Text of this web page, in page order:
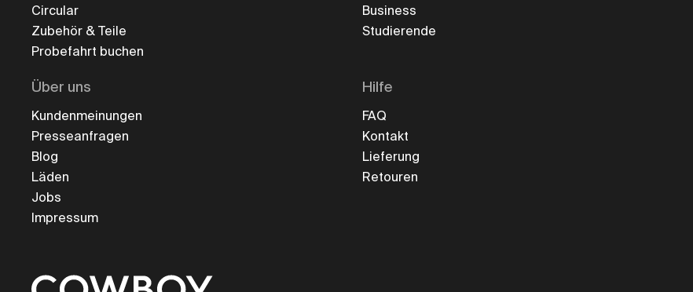
Circular
Zubehör & Teile
Probefahrt buchen
Business
Studierende
Über uns
Kundenmeinungen
Presseanfragen
Blog
Läden
Jobs
Impressum
Hilfe
FAQ
Kontakt
Lieferung
Retouren